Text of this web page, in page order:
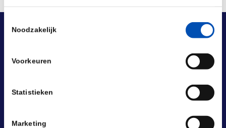
Noodzakelijk
Voorkeuren
Statistieken
Marketing